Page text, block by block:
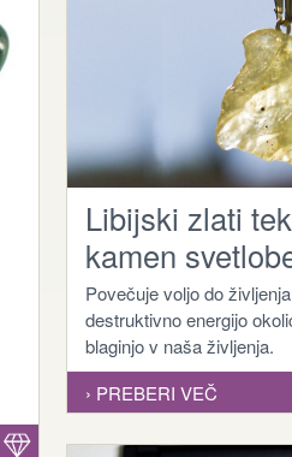
Libijski zlati
kamen
Povečuje voljo do
destruktivno energijo
blaginjo v naša življenja.
› PREBERI VEČ